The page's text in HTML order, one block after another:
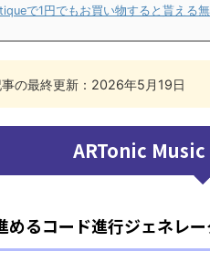
で1円でもお買い物すると貰える
事の最終更新：2026年5月19日
ARTonic Music
めるコード進行ジェネレー